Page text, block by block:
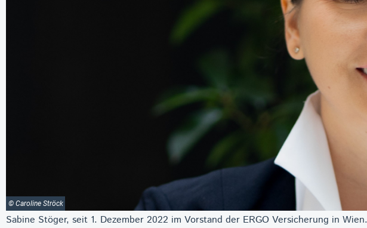
© Caroline Ströck
Sabine Stöger, seit 1. Dezember 2022 im Vorstand der ERGO Versicherung in Wien.